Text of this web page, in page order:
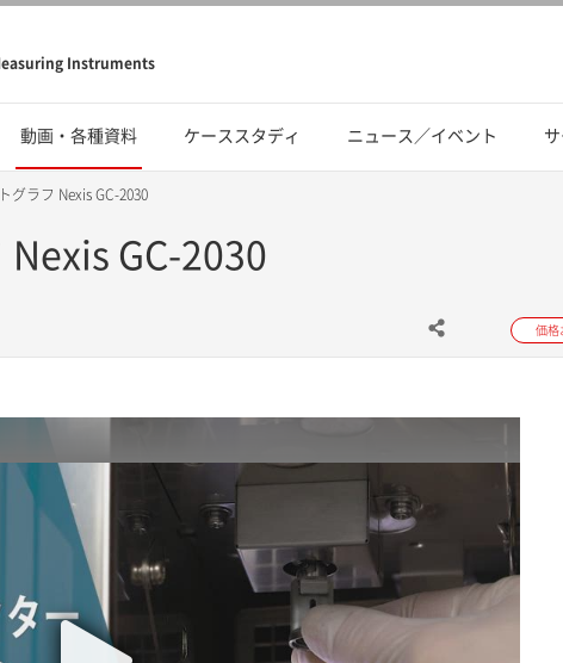
Instruments
動画・各種資料 ケーススタディ ニュース／イベント
グラフ Nexis GC-2030
GC-2030
価格